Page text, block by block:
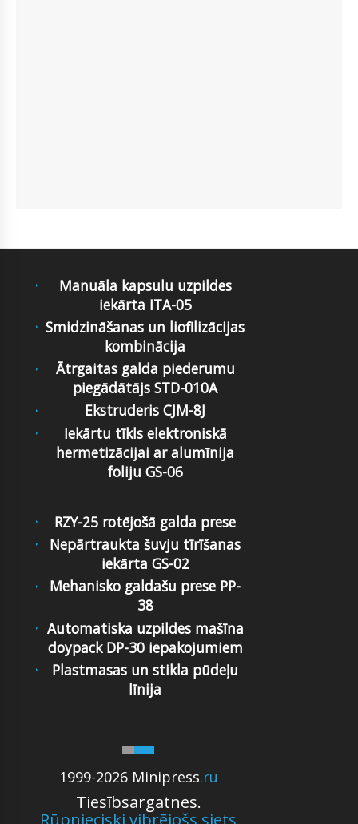
Manuāla kapsulu uzpildes
iekārta ITA-05
Smidzināšanas un liofilizācijas
kombinācija
Ātrgaitas galda piederumu
piegādātājs STD-010A
Ekstruderis CJM-8J
Iekārtu tīkls elektroniskā
hermetizācijai ar alumīnija
foliju GS-06
1999-2026 Minipress.ru
Tiesībsargatnes.
Rūpnieciski vibrējošs siets
RZY-25 rotējošā galda prese
Nepārtraukta šuvju tīrīšanas
iekārta GS-02
Mehanisko galdašu prese PP-
38
Automatiska uzpildes mašīna
doypack DP-30 iepakojumiem
Plastmasas un stikla pūdeļu
līnija